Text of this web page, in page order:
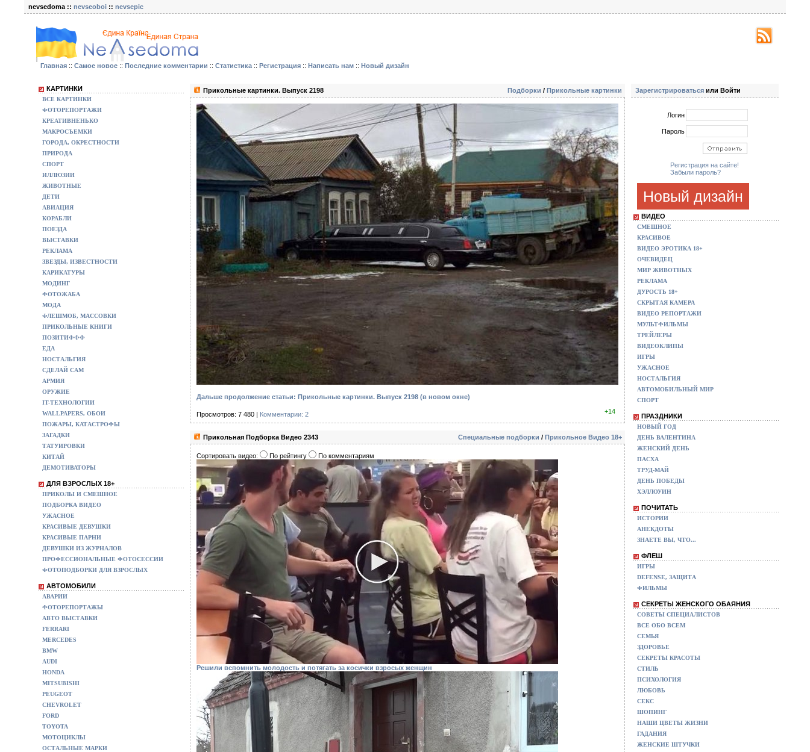
nevsedoma :: nevseoboi :: nevsepic
Главная :: Самое новое :: Последние комментарии :: Статистика :: Регистрация :: Написать нам :: Новый дизайн
КАРТИНКИ
ВСЕ КАРТИНКИ
ФОТОРЕПОРТАЖИ
КРЕАТИВНЕНЬКО
МАКРОСЪЕМКИ
ГОРОДА, ОКРЕСТНОСТИ
ПРИРОДА
СПОРТ
ИЛЛЮЗИИ
ЖИВОТНЫЕ
ДЕТИ
АВИАЦИЯ
КОРАБЛИ
ПОЕЗДА
ВЫСТАВКИ
РЕКЛАМА
ЗВЕЗДЫ, ИЗВЕСТНОСТИ
КАРИКАТУРЫ
МОДИНГ
ФОТОЖАБА
МОДА
ФЛЕШМОБ, МАССОВКИ
ПРИКОЛЬНЫЕ КНИГИ
ПОЗИТИФФФ
ЕДА
НОСТАЛЬГИЯ
СДЕЛАЙ САМ
АРМИЯ
ОРУЖИЕ
IT-ТЕХНОЛОГИИ
WALLPAPERS, ОБОИ
ПОЖАРЫ, КАТАСТРОФЫ
ЗАГАДКИ
ТАТУИРОВКИ
КИТАЙ
ДЕМОТИВАТОРЫ
ДЛЯ ВЗРОСЛЫХ 18+
ПРИКОЛЫ И СМЕШНОЕ
ПОДБОРКА ВИДЕО
УЖАСНОЕ
КРАСИВЫЕ ДЕВУШКИ
КРАСИВЫЕ ПАРНИ
ДЕВУШКИ ИЗ ЖУРНАЛОВ
ПРОФЕССИОНАЛЬНЫЕ ФОТОСЕССИИ
ФОТОПОДБОРКИ ДЛЯ ВЗРОСЛЫХ
АВТОМОБИЛИ
АВАРИИ
ФОТОРЕПОРТАЖЫ
АВТО ВЫСТАВКИ
FERRARI
MERCEDES
BMW
AUDI
HONDA
MITSUBISHI
PEUGEOT
CHEVROLET
FORD
TOYOTA
МОТОЦИКЛЫ
ОСТАЛЬНЫЕ МАРКИ
Подборки / Прикольные картинки
Прикольные картинки. Выпуск 2198
Дальше продолжение статьи: Прикольные картинки. Выпуск 2198 (в новом окне)
Просмотров: 7 480 | Комментарии: 2 +14
Специальные подборки / Прикольное Видео 18+
Прикольная Подборка Видео 2343
Сортировать видео: По рейтингу По комментариям
Решили вспомнить молодость и потягать за косички взросых женщин
Зарегистрироваться или Войти
Логин
Пароль
Регистрация на сайте!
Забыли пароль?
Новый дизайн
ВИДЕО
СМЕШНОЕ
КРАСИВОЕ
ВИДЕО ЭРОТИКА 18+
ОЧЕВИДЕЦ
МИР ЖИВОТНЫХ
РЕКЛАМА
ДУРОСТЬ 18+
СКРЫТАЯ КАМЕРА
ВИДЕО РЕПОРТАЖИ
МУЛЬТФИЛЬМЫ
ТРЕЙЛЕРЫ
ВИДЕОКЛИПЫ
ИГРЫ
УЖАСНОЕ
НОСТАЛЬГИЯ
АВТОМОБИЛЬНЫЙ МИР
СПОРТ
ПРАЗДНИКИ
НОВЫЙ ГОД
ДЕНЬ ВАЛЕНТИНА
ЖЕНСКИЙ ДЕНЬ
ПАСХА
ТРУД-МАЙ
ДЕНЬ ПОБЕДЫ
ХЭЛЛОУИН
ПОЧИТАТЬ
ИСТОРИИ
АНЕКДОТЫ
ЗНАЕТЕ ВЫ, ЧТО...
ФЛЕШ
ИГРЫ
DEFENSE, ЗАЩИТА
ФИЛЬМЫ
СЕКРЕТЫ ЖЕНСКОГО ОБАЯНИЯ
СОВЕТЫ СПЕЦИАЛИСТОВ
ВСЕ ОБО ВСЕМ
СЕМЬЯ
ЗДОРОВЬЕ
СЕКРЕТЫ КРАСОТЫ
СТИЛЬ
ПСИХОЛОГИЯ
ЛЮБОВЬ
СЕКС
ШОПИНГ
НАШИ ЦВЕТЫ ЖИЗНИ
ГАДАНИЯ
ЖЕНСКИЕ ШТУЧКИ